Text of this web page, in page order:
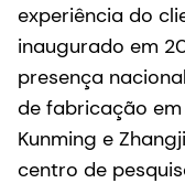
experiência do
inaugurado em
presença
de fabricação em
Kunming e
centro de